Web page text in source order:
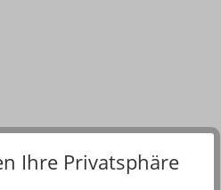
Ihre Privatsphäre